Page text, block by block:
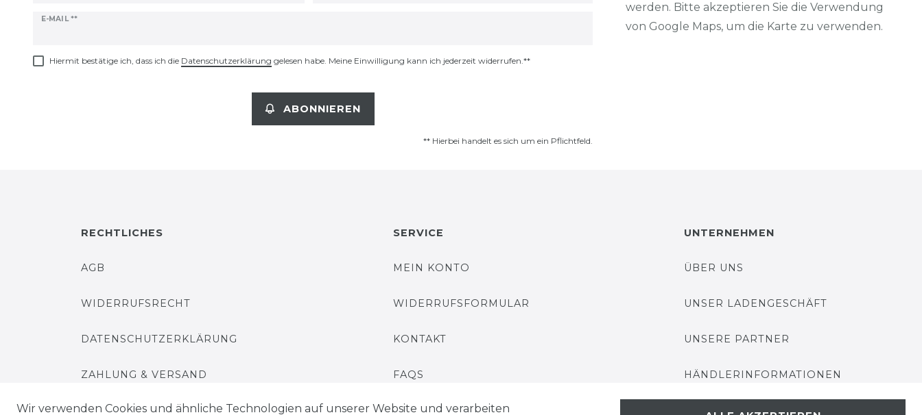
E-MAIL **
Newsletter
Hiermit bestätige ich, dass ich die Daten­schutz­erklärung gelesen habe. Meine Einwilligung kann ich jederzeit widerrufen.**
ABONNIEREN
** Hierbei handelt es sich um ein Pflichtfeld.
werden. Bitte akzeptieren Sie die Verwendung
von Google Maps, um die Karte zu verwenden.
RECHTLICHES
AGB
WIDERRUFSRECHT
DATENSCHUTZERKLÄRUNG
ZAHLUNG & VERSAND
IMPRESSUM
SERVICE
MEIN KONTO
WIDERRUFSFORMULAR
KONTAKT
FAQS
UNTERNEHMEN
ÜBER UNS
UNSER LADENGESCHÄFT
UNSERE PARTNER
HÄNDLERINFORMATIONEN
BLOG
Wir verwenden Cookies und ähnliche Technologien auf unserer Website und verarbeiten